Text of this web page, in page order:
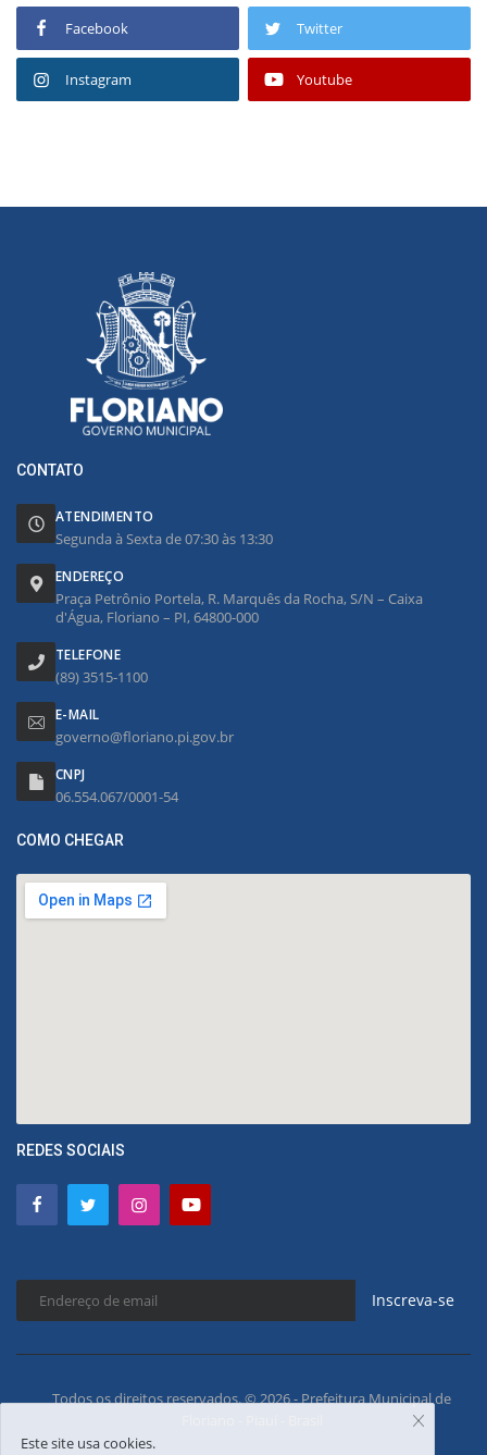
Facebook Twitter
Instagram Youtube
CONTATO
ATENDIMENTO
Segunda à Sexta de 07:30 às 13:30
ENDEREÇO
Praça Petrônio Portela, R. Marquês da Rocha, S/N – Caixa
d'Água, Floriano – PI, 64800-000
TELEFONE
(89) 3515-1100
E-MAIL
governo@floriano.pi.gov.br
CNPJ
06.554.067/0001-54
COMO CHEGAR
REDES SOCIAIS
Inscreva-se
Todos os direitos reservados. © 2026 - Prefeitura Municipal de
Este site usa cookies.